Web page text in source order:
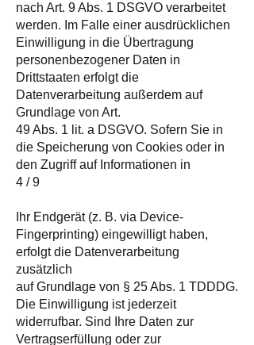
nach Art. 9 Abs. 1 DSGVO verarbeitet
werden. Im Falle einer ausdrücklichen
Einwilligung in die Übertragung
personenbezogener Daten in
Drittstaaten erfolgt die
Datenverarbeitung außerdem auf
Grundlage von Art.
49 Abs. 1 lit. a DSGVO. Sofern Sie in
die Speicherung von Cookies oder in
den Zugriff auf Informationen in
4 / 9
Ihr Endgerät (z. B. via Device-
Fingerprinting) eingewilligt haben,
erfolgt die Datenverarbeitung
zusätzlich
auf Grundlage von § 25 Abs. 1 TDDDG.
Die Einwilligung ist jederzeit
widerrufbar. Sind Ihre Daten zur
Vertragserfüllung oder zur